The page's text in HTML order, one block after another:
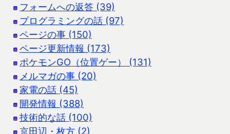
フォームへの返答 (39)
プログラミングの話 (97)
ページの事 (150)
ページ更新情報 (173)
ポケモンGO（位置ゲー） (131)
メルマガの事 (20)
家電の話 (45)
開発情報 (388)
技術的な話 (100)
京田辺・枚方 (2)